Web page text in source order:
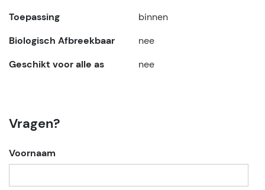
Toepassing
binnen
Biologisch Afbreekbaar
nee
Geschikt voor alle as
nee
Vragen?
Voornaam